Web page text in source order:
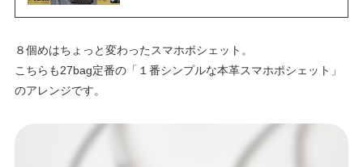
８個めはちょっと変わったスマホポシェット。
こちらも27bag定番の「１番シンプルな本革スマホポシェット」
のアレンジです。